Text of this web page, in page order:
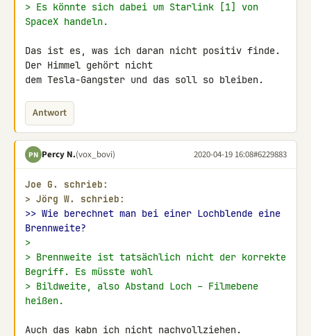
> Es könnte sich dabei um Starlink [1] von
SpaceX handeln.
Das ist es, was ich daran nicht positiv finde.
Der Himmel gehört nicht
dem Tesla-Gangster und das soll so bleiben.
Antwort
PN Percy N.(vox_bovi) 2020-04-19 16:08#6229883
Joe G. schrieb:
> Jörg W. schrieb:
>> Wie berechnet man bei einer Lochblende eine
Brennweite?
>
> Brennweite ist tatsächlich nicht der korrekte
Begriff. Es müsste wohl
> Bildweite, also Abstand Loch – Filmebene
heißen.
Auch das kabn ich nicht nachvollziehen.